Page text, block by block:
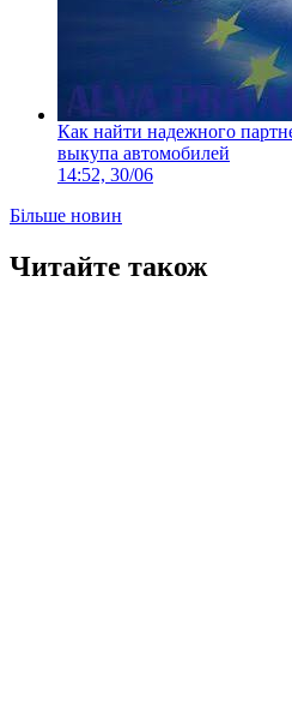
Как найти надежного
выкупа автомобилей
14:52, 30/06
Більше новин
Читайте також